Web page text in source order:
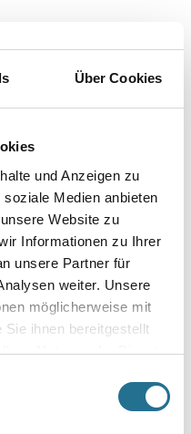
Über Cookies
und Anzeigen zu
Medien anbieten
Website zu
Informationen zu Ihrer
unsere Partner für
weiter. Unsere
möglicherweise mit
ihnen bereitgestellt
Nutzung der Dienste
Oberflächen.